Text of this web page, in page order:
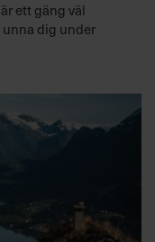
ett gäng väl
unna dig under